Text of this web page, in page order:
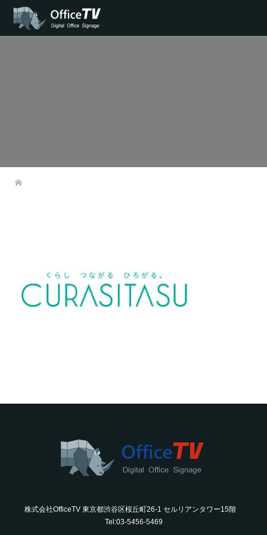
株式会社OfficeTV 東京都渋谷区桜丘町26-1 セルリアンタワー15階
Tel:03-5456-5469